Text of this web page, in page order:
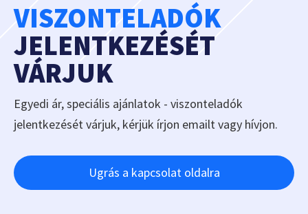
VISZONTELADÓK
JELENTKEZÉSÉT
VÁRJUK
Egyedi ár, speciális ajánlatok - viszonteladók
jelentkezését várjuk, kérjük írjon emailt vagy hívjon.
Ugrás a kapcsolat oldalra